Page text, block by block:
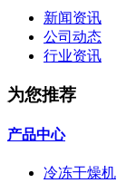
新闻资讯
公司动态
行业资讯
为您推荐
产品中心
冷冻干燥机